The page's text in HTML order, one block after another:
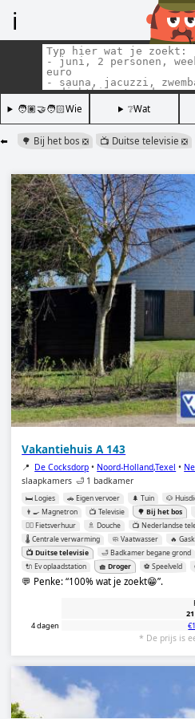
ℹ️
🧑🏽‍🤝‍🧑🏻Wie ❔Wat
⬅️ 🌳 Bij het bos ❎ 📺 Duitse televisie ❎
Vakantiehuis A 143
📍 De Cocksdorp • Noord-Holland,Texel •
slaapkamers 🛁 1 badkamer
🛏️ Logies 🚗 Eigen vervoer 🌲 Tuin 🐶
👨‍🍳 Magnetron
📺 Televisie 🌳 Bij het bos
🚴‍♂️ Fietsverhuur
🚿 Douche 📺 Nederlandse
🌡️ Centrale verwarming
🧼 Vaatwasser 🔥
📺 Duitse televisie
🛁 Badkamer begane grond
🔌 Ev oplaadstation
🧺 Droger ⚽️ Speelveld
💬 Penke: 100% wat je zoekt😁 .
4 dagen
* De prijs is